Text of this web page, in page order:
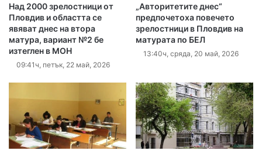
Над 2000 зрелостници от
Пловдив и областта се
явяват днес на втора
матура, вариант №2 бе
изтеглен в МОН
09:41ч, петък, 22 май, 2026
„Авторитетите днес“
предпочетоха повечето
зрелостници в Пловдив на
матурата по БЕЛ
13:40ч, сряда, 20 май, 2026